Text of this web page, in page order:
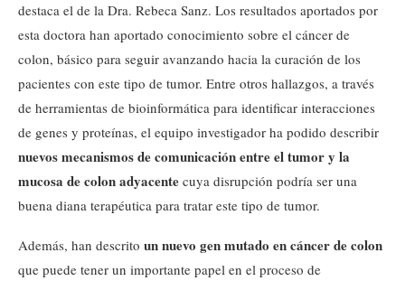
destaca el de la Dra. Rebeca Sanz. Los resultados aportados por
esta doctora han aportado conocimiento sobre el cáncer de
colon, básico para seguir avanzando hacia la curación de los
pacientes con este tipo de tumor. Entre otros hallazgos, a través
de herramientas de bioinformática para identificar interacciones
de genes y proteínas, el equipo investigador ha podido describir
nuevos mecanismos de comunicaciónentre el tumor y la
mucosa de colon adyacente cuya disrupción podría ser una
buena diana terapéutica para tratar este tipo de tumor.
Además, han descrito un nuevo gen mutado en cáncer de colon
que puede tener un importante papel en el proceso de